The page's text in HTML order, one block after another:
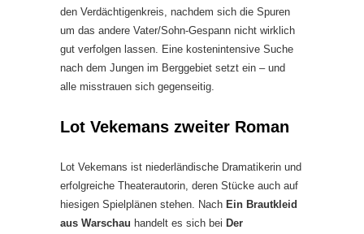
den Verdächtigenkreis, nachdem sich die Spuren
um das andere Vater/Sohn-Gespann nicht wirklich
gut verfolgen lassen. Eine kostenintensive Suche
nach dem Jungen im Berggebiet setzt ein – und
alle misstrauen sich gegenseitig.
Lot Vekemans zweiter Roman
Lot Vekemans ist niederländische Dramatikerin und
erfolgreiche Theaterautorin, deren Stücke auch auf
hiesigen Spielplänen stehen. Nach Ein Brautkleid
aus Warschau handelt es sich bei Der